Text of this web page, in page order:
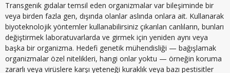
Transgenik gıdalar temsil eden organizmalar var bileşiminde bir
veya birden fazla gen, dışında olanlar aslında onlara ait. Kullanarak
biyoteknolojik yöntemler kullanabilirsiniz çıkarılan canlıların, bunları
değiştirmek laboratuvarlarda ve girmek için yeniden aynı veya
başka bir organizma. Hedefi genetik mühendisliği — bağışlamak
organizmalar özel nitelikleri, hangi onlar yoktu — örneğin koruma
zararlı veya virüslere karşı yeteneği kuraklık veya bazı pestisitler